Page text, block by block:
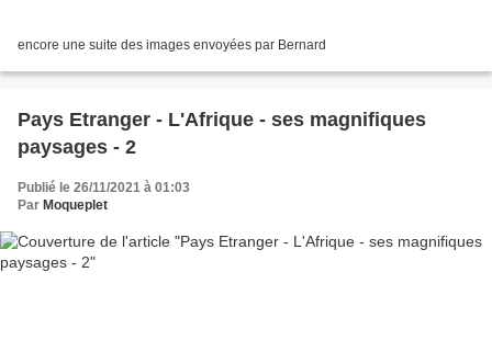
encore une suite des images envoyées par Bernard
Pays Etranger - L'Afrique - ses magnifiques
paysages - 2
Publié le 26/11/2021 à 01:03
Par Moqueplet